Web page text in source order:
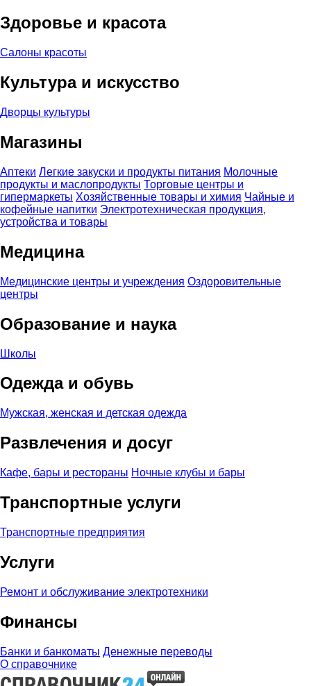
Здоровье и красота
Салоны красоты
Культура и искусство
Дворцы культуры
Магазины
Аптеки Легкие закуски и продукты питания Молочные
продукты и маслопродукты Торговые центры и
гипермаркеты Хозяйственные товары и химия Чайные и
кофейные напитки Электротехническая продукция,
устройства и товары
Медицина
Медицинские центры и учреждения Оздоровительные
центры
Образование и наука
Школы
Одежда и обувь
Мужская, женская и детская одежда
Развлечения и досуг
Кафе, бары и рестораны Ночные клубы и бары
Транспортные услуги
Транспортные предприятия
Услуги
Ремонт и обслуживание электротехники
Финансы
Банки и банкоматы Денежные переводы
О справочнике